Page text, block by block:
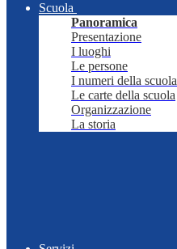
Scuola
Panoramica
Presentazione
I luoghi
Le persone
I numeri della scuola
Le carte della scuola
Organizzazione
La storia